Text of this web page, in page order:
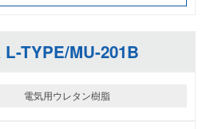
L-TYPE/MU-201B
電気用ウレタン樹脂